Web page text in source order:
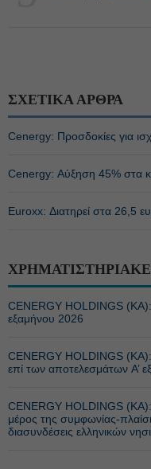
ΣΧΕΤΙΚΑ ΑΡΘΡΑ
Cenergy: Προσδοκίες για
Cenergy: Αύξηση 45% στα
Euroxx: Διατηρεί στα 26,5
CENERGY HOLDINGS
εξαμήνου 2026
CENERGY HOLDINGS
επί των αποτελεσμάτων A’
CENERGY HOLDINGS
μέρος της συμφωνίας-
διασυνδέσεις ελληνικών